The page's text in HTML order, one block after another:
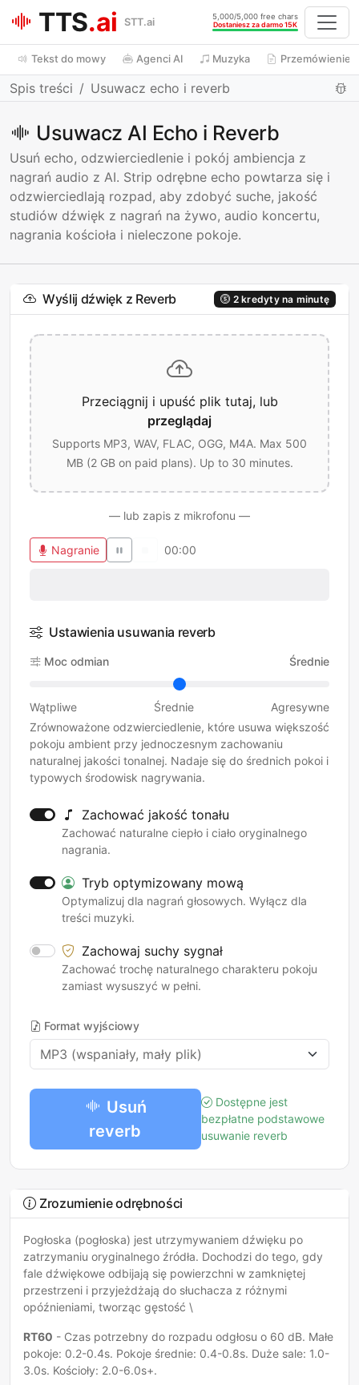
TTS.ai STT.ai
5,000/5,000 free chars
Dostaniesz za darmo 15K
Tekst do mowy Agenci AI Muzyka Przemówienie
Spis treści Usuwacz echo i reverb
Usuwacz AI Echo i Reverb
Usuń echo, odzwierciedlenie i pokój ambiencja z
nagrań audio z AI. Strip odrębne echo powtarza się i
odzwierciedlają rozpad, aby zdobyć suche, jakość
studiów dźwięk z nagrań na żywo, audio koncertu,
nagrania kościoła i nieleczone pokoje.
Wyślij dźwięk z Reverb 2 kredyty na minutę
Przeciągnij i upuść plik tutaj, lub
przeglądaj
Supports MP3, WAV, FLAC, OGG, M4A. Max 500
MB (2 GB on paid plans). Up to 30 minutes.
— lub zapis z mikrofonu —
Nagranie 00:00
Ustawienia usuwania reverb
Moc odmian Średnie
Wątpliwe Średnie
Agresywne
Zrównoważone odzwierciedlenie, które usuwa większość
pokoju ambient przy jednoczesnym zachowaniu
naturalnej jakości tonalnej. Nadaje się do średnich pokoi i
typowych środowisk nagrywania.
Zachować jakość tonału
Zachować naturalne ciepło i ciało oryginalnego
nagrania.
Tryb optymizowany mową
Optymalizuj dla nagrań głosowych. Wyłącz dla
treści muzyki.
Zachowaj suchy sygnał
Zachować trochę naturalnego charakteru pokoju
zamiast wysuszyć w pełni.
Format wyjściowy
Usuń
reverb
Dostępne jest
bezpłatne podstawowe
usuwanie reverb
Zrozumienie odrębności
Pogłoska (pogłoska) jest utrzymywaniem dźwięku po
zatrzymaniu oryginalnego źródła. Dochodzi do tego, gdy
fale dźwiękowe odbijają się powierzchni w zamkniętej
przestrzeni i przyjeżdżają do słuchacza z różnymi
opóźnieniami, tworząc gęstość \
RT60 - Czas potrzebny do rozpadu odgłosu o 60 dB. Małe
pokoje: 0.2-0.4s. Pokoje średnie: 0.4-0.8s. Duże sale: 1.0-
3.0s. Kościoły: 2.0-6.0s+.